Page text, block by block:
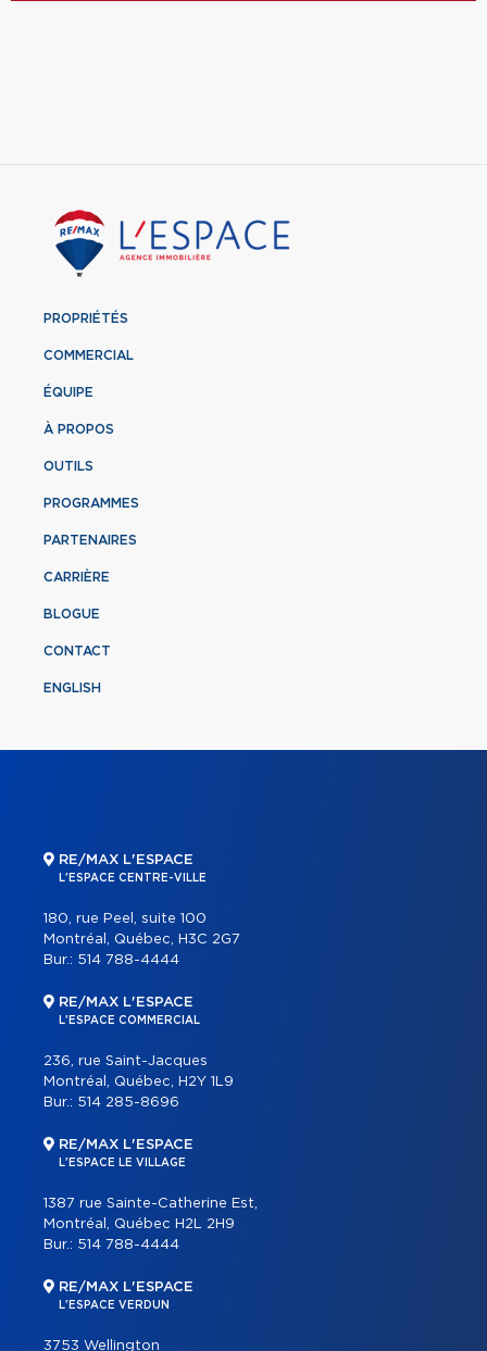
PROPRIÉTÉS
COMMERCIAL
ÉQUIPE
À PROPOS
OUTILS
PROGRAMMES
PARTENAIRES
CARRIÈRE
BLOGUE
CONTACT
ENGLISH
RE/MAX L'ESPACE
L'ESPACE CENTRE-VILLE
180, rue Peel, suite 100
Montréal, Québec, H3C 2G7
Bur.: 514 788-4444
RE/MAX L'ESPACE
L'ESPACE COMMERCIAL
236, rue Saint-Jacques
Montréal, Québec, H2Y 1L9
Bur.: 514 285-8696
RE/MAX L'ESPACE
L'ESPACE LE VILLAGE
1387 rue Sainte-Catherine Est,
Montréal, Québec H2L 2H9
Bur.: 514 788-4444
RE/MAX L'ESPACE
L'ESPACE VERDUN
3753 Wellington